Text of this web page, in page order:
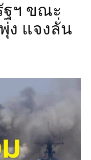
ฐฯ ขณะ
ง แจงลั่น